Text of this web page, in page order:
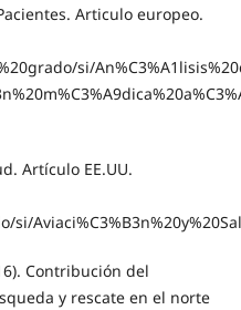
Articulo europeo.
si/
Artículo EE.UU.
Contribución del
y rescate en el norte